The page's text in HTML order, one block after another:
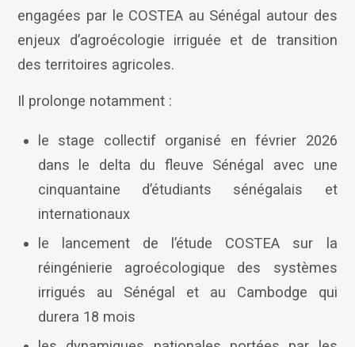
engagées par le COSTEA au Sénégal autour des
enjeux d’agroécologie irriguée et de transition
des territoires agricoles.
Il prolonge notamment :
le stage collectif organisé en février 2026
dans le delta du fleuve Sénégal avec une
cinquantaine d’étudiants sénégalais et
internationaux
le lancement de l’étude COSTEA sur la
réingénierie agroécologique des systèmes
irrigués au Sénégal et au Cambodge qui
durera 18 mois